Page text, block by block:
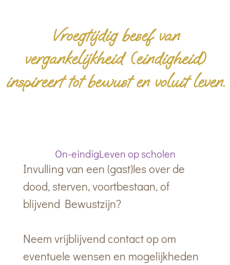
Vroegtijdig besef van
vergankelijkheid (eindigheid)
inspireert tot bewust en voluit leven.
On-eindigLeven op scholen
Invulling van een (gast)les over de
dood, sterven, voortbestaan, of
blijvend Bewustzijn?
Neem vrijblijvend contact op om
eventuele wensen en mogelijkheden